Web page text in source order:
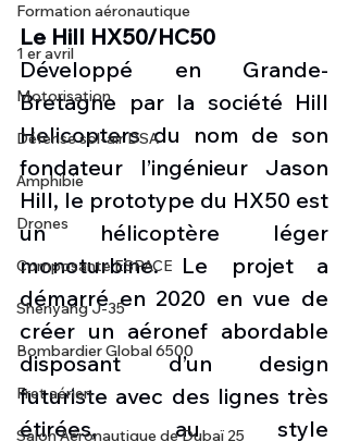
Formation aéronautique
1 er avril
Motorisation
Défense sol-air DSA
Amphibie
Drones
Composante ESPACE
Shenyang J-35
Bombardier Global 6500
Fret aérien
Salon Aéronautique de Dubaï 25
Le Hill HX50/HC50
Développé en Grande-
Bretagne par la société Hill
Helicopters du nom de son
fondateur l’ingénieur Jason
Hill, le prototype du HX50 est
un hélicoptère léger
monoturbine. Le projet a
démarré en 2020 en vue de
créer un aéronef abordable
disposant d’un design
futuriste avec des lignes très
étirées, au style